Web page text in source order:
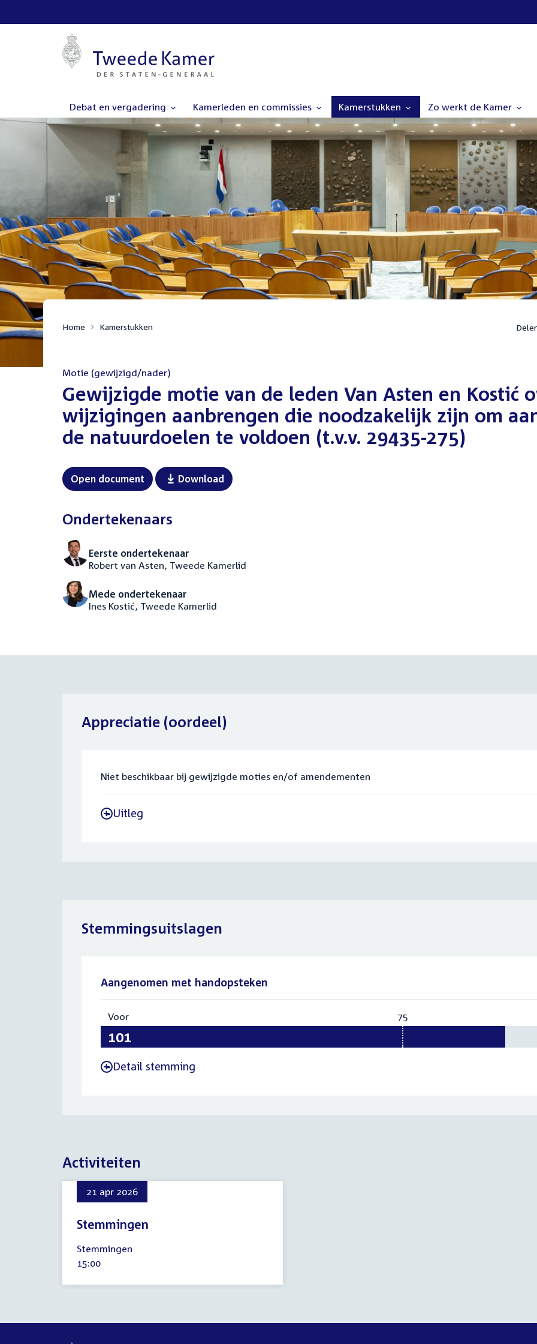
Debat en vergadering Kamerleden en commissies Kamerstukken Zo werkt de Kamer
Home Kamerstukken
Motie (gewijzigd/nader)
:Gewijzigde motie van de leden Van Asten en Kostić
wijzigingen aanbrengen die noodzakelijk zijn om
de natuurdoelen te voldoen (t.v.v. 29435-275)
Open document Download
Ondertekenaars
Eerste ondertekenaar
Robert van Asten, Tweede Kamerlid
Mede ondertekenaar
Ines Kostić, Tweede Kamerlid
Appreciatie (oordeel)
Niet beschikbaar bij gewijzigde moties en/of amendementen
- Uitleg
Stemmingsuitslagen
Aangenomen met handopsteken
Voor 75
- Detail stemming
Activiteiten
21 apr 2026
Stemmingen
april
2026
Stemmingen
Tijd
15:00